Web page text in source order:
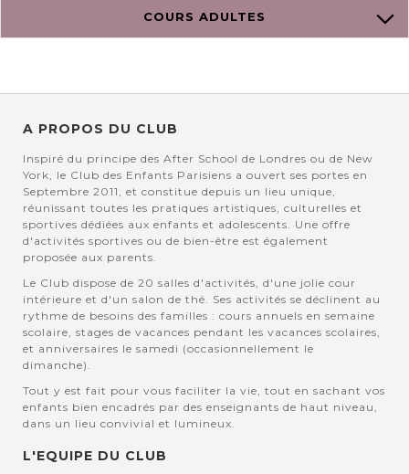
COURS ADULTES
A PROPOS DU CLUB
Inspiré du principe des After School de Londres ou de New
York, le Club des Enfants Parisiens a ouvert ses portes en
Septembre 2011, et constitue depuis un lieu unique,
réunissant toutes les pratiques artistiques, culturelles et
sportives dédiées aux enfants et adolescents. Une offre
d'activités sportives ou de bien-être est également
proposée aux parents.
Le Club dispose de 20 salles d'activités, d'une jolie cour
intérieure et d'un salon de thé. Ses activités se déclinent au
rythme de besoins des familles : cours annuels en semaine
scolaire, stages de vacances pendant les vacances scolaires,
et anniversaires le samedi (occasionnellement le
dimanche).
Tout y est fait pour vous faciliter la vie, tout en sachant vos
enfants bien encadrés par des enseignants de haut niveau,
dans un lieu convivial et lumineux.
L'EQUIPE DU CLUB